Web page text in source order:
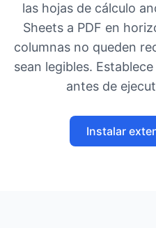
las hojas de cálculo
Sheets a PDF en
columnas no queden
sean legibles.
antes de
Instalar